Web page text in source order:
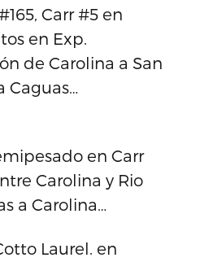
Carr #5 en
en Exp.
de Carolina a San
Caguas…
en Carr
Carolina y Rio
a Carolina…
Laurel. en